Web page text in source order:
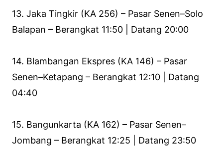
13. Jaka Tingkir (KA 256) – Pasar Senen–Solo
Balapan – Berangkat 11:50 | Datang 20:00
14. Blambangan Ekspres (KA 146) – Pasar
Senen–Ketapang – Berangkat 12:10 | Datang
04:40
15. Bangunkarta (KA 162) – Pasar Senen–
Jombang – Berangkat 12:25 | Datang 23:50